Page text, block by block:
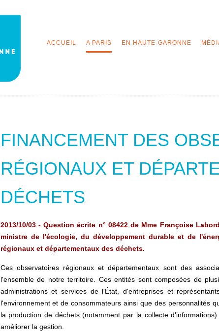
ACCUEIL A PARIS EN HAUTE-GARONNE
FINANCEMENT DES
RÉGIONAUX ET
DÉCHETS
2013/10/03 - Question écrite n° 08422 de Mme Françoise
ministre de l'écologie, du développement durable et de
régionaux et départementaux des déchets.
Ces observatoires régionaux et départementaux sont des
l'ensemble de notre territoire. Ces entités sont composées de
administrations et services de l'État, d'entreprises et
l'environnement et de consommateurs ainsi que des personnalités
la production de déchets (notamment par la collecte
améliorer la gestion.